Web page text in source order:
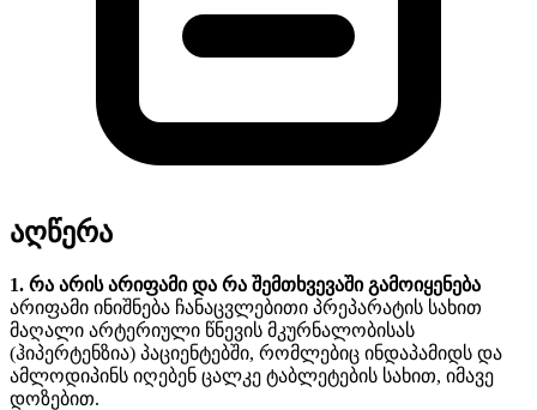
აღწერა
1. რა არის არიფამი და რა შემთხვევაში გამოიყენება
არიფამი ინიშნება ჩანაცვლებითი პრეპარატის სახით
მაღალი არტერიული წნევის მკურნალობისას
(ჰიპერტენზია) პაციენტებში, რომლებიც ინდაპამიდს და
ამლოდიპინს იღებენ ცალკე ტაბლეტების სახით, იმავე
დოზებით.